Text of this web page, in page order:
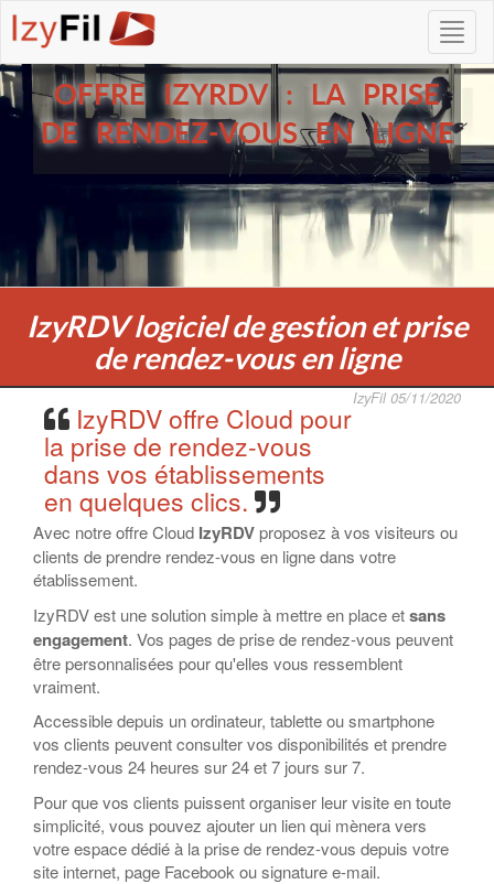
OFFRE IZYRDV : LA PRISE
DE RENDEZ-VOUS EN LIGNE
IzyRDV logiciel de gestion et prise
de rendez-vous en ligne
IzyFil 05/11/2020
IzyRDV offre Cloud pour
la prise de rendez-vous
dans vos établissements
en quelques clics.
Avec notre offre Cloud IzyRDVproposez à vos visiteurs ou
clients de prendre rendez-vous en ligne dans votre
établissement.
IzyRDV est une solution simple à mettre en place etsans
engagement. Vos pages de prise de rendez-vous peuvent
être personnalisées pour qu'elles vous ressemblent
vraiment.
Accessible depuis un ordinateur, tablette ou smartphone
vos clients peuvent consulter vos disponibilités et prendre
rendez-vous 24 heures sur 24 et 7 jours sur 7.
Pour que vos clients puissent organiser leur visite en toute
simplicité, vous pouvez ajouter un lien qui mènera vers
votre espace dédié à la prise de rendez-vous depuis votre
site internet, page Facebook ou signature e-mail.